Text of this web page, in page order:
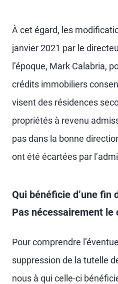
À cet égard, les
janvier 2021 par le
l’époque, Mark Calabria,
crédits immobiliers
visent des résidences
propriétés à revenu
pas dans la bonne
ont été écartées par
Qui bénéficie d’une fin
Pas nécessairement le
Pour comprendre
suppression de la tutelle
nous à qui celle-ci